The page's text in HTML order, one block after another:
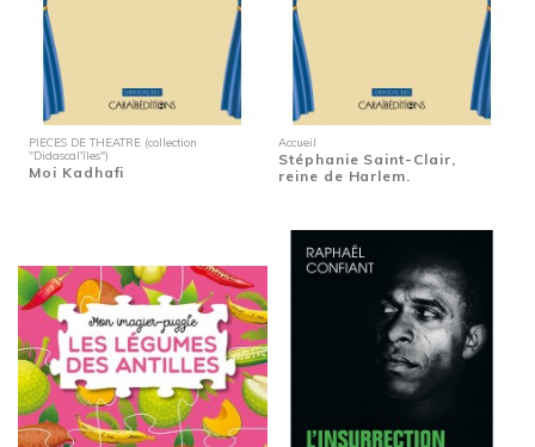
PIECES DE THEATRE (collection
"Didascal'îles")
Moi Kadhafi
Accueil
Stéphanie Saint-Clair,
reine de Harlem.